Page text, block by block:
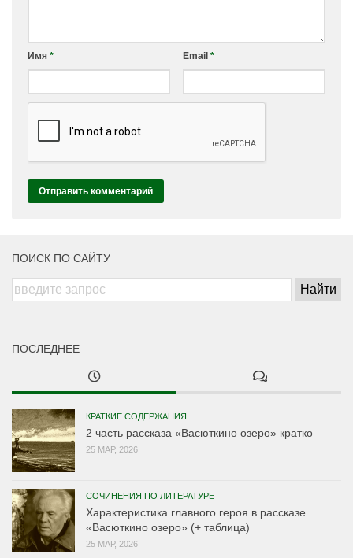
Имя * Email *
ПОИСК ПО САЙТУ
ПОСЛЕДНЕЕ
КРАТКИЕ СОДЕРЖАНИЯ
2 часть рассказа «Васюткино озеро» кратко
25 МАР, 2026
СОЧИНЕНИЯ ПО ЛИТЕРАТУРЕ
Характеристика главного героя в рассказе
«Васюткино озеро» (+ таблица)
25 МАР, 2026